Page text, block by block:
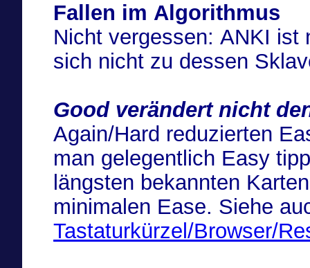
Fallen im Algorithmus
Nicht vergessen: ANKI ist
sich nicht zu dessen
Good verändert nicht
Again/Hard reduzierten
man gelegentlich Easy
längsten bekannten
minimalen Ease. Siehe
Tastaturkürzel/Browser/